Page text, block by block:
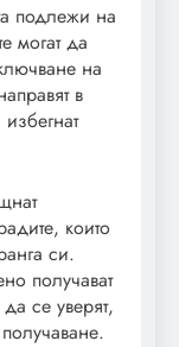
подлежи на
могат да
на
в
които
си.
получават
се уверят,